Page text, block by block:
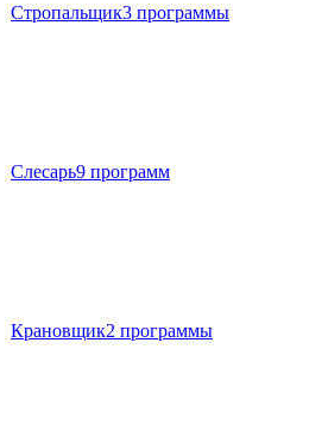
Стропальщик3 программы
Слесарь9 программ
Крановщик2 программы